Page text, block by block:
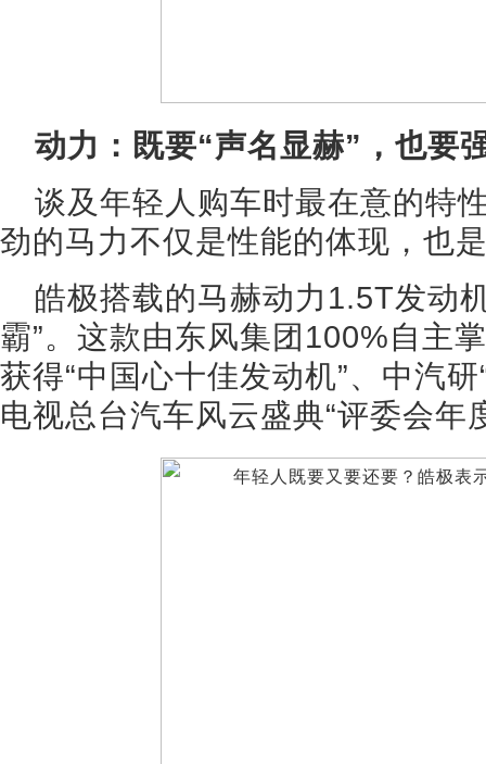
动力：既要“声名显赫”，也要
谈及年轻人购车时最在意的特
劲的马力不仅是性能的体现，也
皓极搭载的马赫动力1.5T发动
霸”。这款由东风集团100%自主
获得“中国心十佳发动机”、中汽
电视总台汽车风云盛典“评委会年